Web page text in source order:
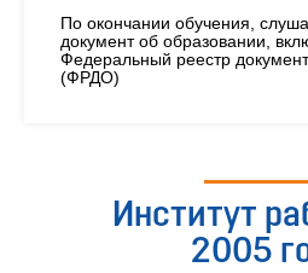
По окончании обучения,
документ об образовании,
Федеральный реестр
(ФРДО)
Институт
2005